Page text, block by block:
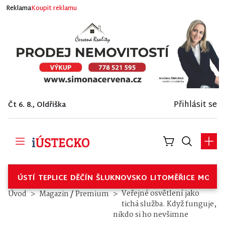
ReklamaKoupit reklamu
Čt 6. 8., Oldřiška Přihlásit se
ÚSTÍ TEPLICE DĚČÍN ŠLUKNOVSKO LITOMĚŘICE
Úvod Magazin/Premium
Veřejné osvětlení jako
tichá služba. Když funguje,
nikdo si ho nevšimne